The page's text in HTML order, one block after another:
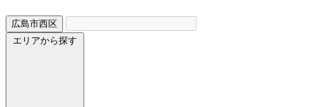
広島市西区
エリアから探す